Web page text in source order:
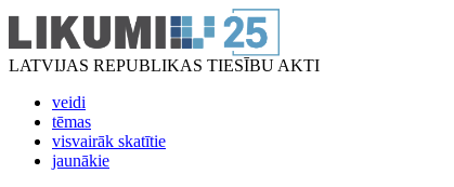
LATVIJAS REPUBLIKAS TIESĪBU AKTI
veidi
tēmas
visvairāk skatītie
jaunākie